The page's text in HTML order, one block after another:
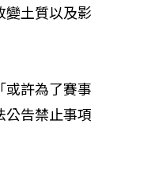
變土質以及影
或許為了賽事
公告禁止事項